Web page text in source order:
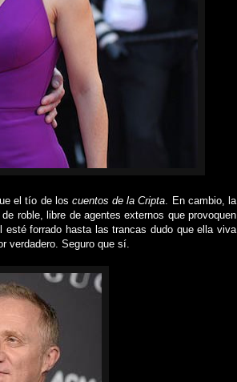
el tío de los cuentos de la Cripta . En cambio, la
roble, libre de agentes externos que provoquen
esté forrado hasta las trancas dudo que ella viva
verdadero. Seguro que sí.